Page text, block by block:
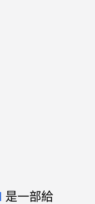
是一部給